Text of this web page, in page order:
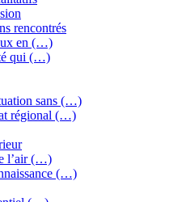
rencontrés
en (…)
qui (…)
sans (…)
régional (…)
l’air (…)
(…)